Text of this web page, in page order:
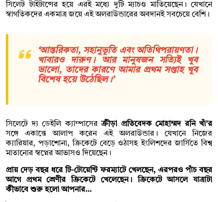
সিলেট টাইটান্সের হয়ে এরই মধ্যে দুটি ম্যাচও মাতিয়েছেন। যেখানে
স্বাগতিকদের একমাত্র জয়ে এই অলরাউন্ডারের অবদানই সবচেয়ে বেশি।
‘আন্তরিকতা, সহানুভূতি এবং অতিথিপরায়ণতা।
খাবারও দারুণ। আর মানুষজন সত্যিই খুব
ভালো, তাদের কারণে আমার প্রথম সপ্তাহ খুব
বিশেষ হয়ে উঠেছিল।’
সিলেটে দ্য ডেইলি ক্যাম্পাসেরক্রীড়া প্রতিবেদক মোহাম্মদ রনি খাঁ’র
সঙ্গে একান্তে আলাপ করেন এই অলরাউন্ডার। যেখানে নিজের
ক্যারিয়ার, পড়াশোনা, ক্রিকেটে বেড়ে ওঠাসহ ইংলিশদের জার্সিতে বিশ্ব
মাতানোর স্বপ্নের আভাসও দিয়েছেন।
প্রায় দেড় বছর ধরে টি-টোয়েন্টি ফরম্যাটে খেলছেন, এরপরও পাঁচ বছর
আগে প্রথম শ্রেণীর ক্রিকেটে খেলেছেন। ক্রিকেটে আসলে যাত্রাটা
কীভাবে শুরু হলো আপনার…